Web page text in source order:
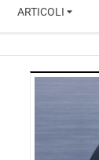
ARTICOLI